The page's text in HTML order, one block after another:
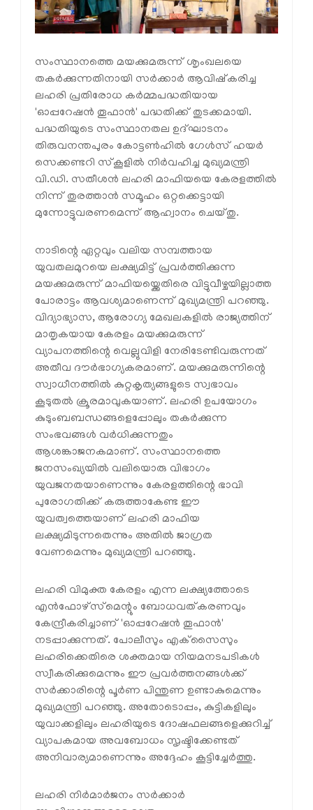
സംസ്ഥാനത്തെ മയക്കുമരുന്ന് ശൃംഖലയെ
തകർക്കുന്നതിനായി സർക്കാർ ആവിഷ്‌കരിച്ച
ലഹരി പ്രതിരോധ കർമ്മപദ്ധതിയായ
'ഓപ്പറേഷൻ തൂഫാൻ' പദ്ധതിക്ക് തുടക്കമായി.
പദ്ധതിയുടെ സംസ്ഥാനതല ഉദ്ഘാടനം
തിരുവനന്തപുരം കോട്ടൺഹിൽ ഗേൾസ് ഹയർ
സെക്കണ്ടറി സ്‌കൂളിൽ നിർവഹിച്ച മുഖ്യമന്ത്രി
വി.ഡി. സതീശൻ ലഹരി മാഫിയയെ കേരളത്തിൽ
നിന്ന് തുരത്താൻ സമൂഹം ഒറ്റക്കെട്ടായി
മുന്നോട്ടുവരണമെന്ന് ആഹ്വാനം ചെയ്തു.
നാടിന്റെ ഏറ്റവും വലിയ സമ്പത്തായ
യുവതലമുറയെ ലക്ഷ്യമിട്ട് പ്രവർത്തിക്കുന്ന
മയക്കുമരുന്ന് മാഫിയയ്ക്കെതിരെ വിട്ടുവീഴ്ചയില്ലാത്ത
പോരാട്ടം ആവശ്യമാണെന്ന് മുഖ്യമന്ത്രി പറഞ്ഞു.
വിദ്യാഭ്യാസ, ആരോഗ്യ മേഖലകളിൽ രാജ്യത്തിന്
മാതൃകയായ കേരളം മയക്കുമരുന്ന്
വ്യാപനത്തിന്റെ വെല്ലുവിളി നേരിടേണ്ടിവരുന്നത്
അതീവ ദൗർഭാഗ്യകരമാണ്. മയക്കുമരുന്നിന്റെ
സ്വാധീനത്തിൽ കുറ്റകൃത്യങ്ങളുടെ സ്വഭാവം
കൂടുതൽ ക്രൂരമാവുകയാണ്. ലഹരി ഉപയോഗം
കുടുംബബന്ധങ്ങളെപ്പോലും തകർക്കുന്ന
സംഭവങ്ങൾ വർധിക്കുന്നതും
ആശങ്കാജനകമാണ്. സംസ്ഥാനത്തെ
ജനസംഖ്യയിൽ വലിയൊരു വിഭാഗം
യുവജനതയാണെന്നും കേരളത്തിന്റെ ഭാവി
പുരോഗതിക്ക് കരുത്താകേണ്ട ഈ
യുവത്വത്തെയാണ് ലഹരി മാഫിയ
ലക്ഷ്യമിടുന്നതെന്നും അതിൽ ജാഗ്രത
വേണമെന്നും മുഖ്യമന്ത്രി പറഞ്ഞു.
ലഹരി വിമുക്ത കേരളം എന്ന ലക്ഷ്യത്തോടെ
എൻഫോഴ്‌സ്‌മെന്റും ബോധവത്കരണവും
കേന്ദ്രീകരിച്ചാണ് 'ഓപ്പറേഷൻ തൂഫാൻ'
നടപ്പാക്കുന്നത്. പോലീസും എക്‌സൈസും
ലഹരിക്കെതിരെ ശക്തമായ നിയമനടപടികൾ
സ്വീകരിക്കുമെന്നും ഈ പ്രവർത്തനങ്ങൾക്ക്
സർക്കാരിന്റെ പൂർണ പിന്തുണ ഉണ്ടാകുമെന്നും
മുഖ്യമന്ത്രി പറഞ്ഞു. അതോടൊപ്പം, കുട്ടികളിലും
യുവാക്കളിലും ലഹരിയുടെ ദോഷഫലങ്ങളെക്കുറിച്ച്
വ്യാപകമായ അവബോധം സൃഷ്ടിക്കേണ്ടത്
അനിവാര്യമാണെന്നും അദ്ദേഹം കൂട്ടിച്ചേർത്തു.
ലഹരി നിർമാർജനം സർക്കാർ